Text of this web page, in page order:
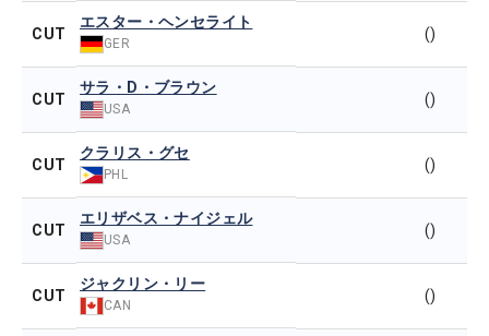
CUT
エスター・ヘンセライト
GER
()
CUT
サラ・D・ブラウン
USA
()
CUT
クラリス・グセ
PHL
()
CUT
エリザベス・ナイジェル
USA
()
CUT
ジャクリン・リー
CAN
()